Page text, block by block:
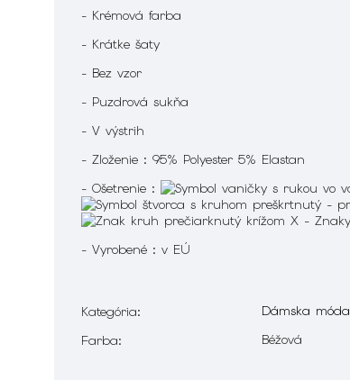
- Krémová farba
- Krátke šaty
- Bez vzor
- Puzdrová sukňa
- V výstrih
- Zloženie : 95% Polyester 5% Elastan
- Ošetrenie :
- Vyrobené : v EÚ
Kategória:
Dámska móda
Farba: Béžová